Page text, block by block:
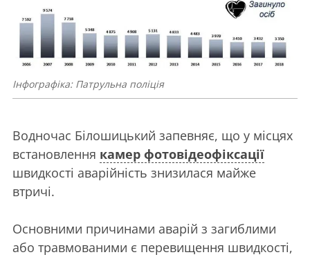
Інфографіка: Патрульна поліція
Водночас Білошицький запевняє, що у місцях
встановлення камер фотовідеофіксації
швидкості аварійність знизилася майже
втричі.
Основними причинами аварій з загиблими
або травмованими є перевищення швидкості,